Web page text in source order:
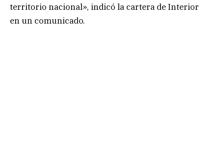
territorio nacional», indicó la cartera de Interior
en un comunicado.